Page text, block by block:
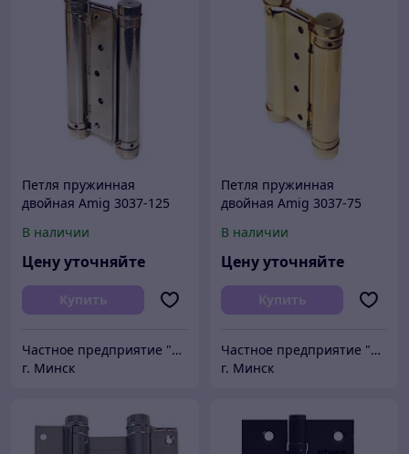
Петля пружинная
двойная Amig 3037-125
В наличии
Цену уточняйте
Купить
Частное предприятие "Сибалок"
г. Минск
Петля пружинная
двойная Amig 3037-75
В наличии
Цену уточняйте
Купить
Частное предприятие "Сибалок"
г. Минск